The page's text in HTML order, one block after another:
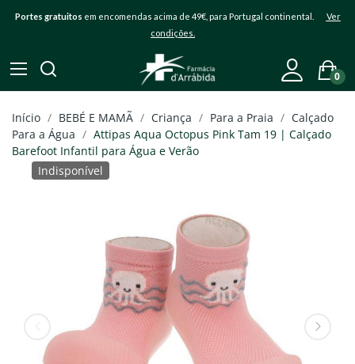
Portes gratuitos em encomendas acima de 49€, para Portugal continental. Ver
condições.
0
Início BEBÉ E MAMÃ Criança Para a Praia
Calçado
Para a Água
Attipas Aqua Octopus Pink Tam 19 | Calçado
Barefoot Infantil para Água e Verão
Indisponível